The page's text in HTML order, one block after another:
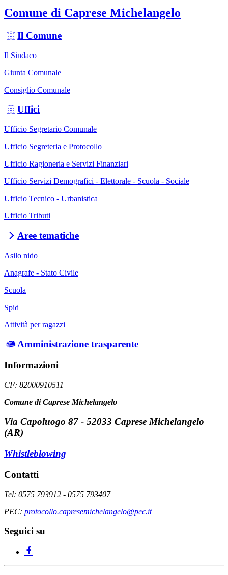
Comune di Caprese Michelangelo
Il Comune
Il Sindaco
Giunta Comunale
Consiglio Comunale
Uffici
Ufficio Segretario Comunale
Ufficio Segreteria e Protocollo
Ufficio Ragioneria e Servizi Finanziari
Ufficio Servizi Demografici - Elettorale - Scuola - Sociale
Ufficio Tecnico - Urbanistica
Ufficio Tributi
Aree tematiche
Asilo nido
Anagrafe - Stato Civile
Scuola
Spid
Attività per ragazzi
Amministrazione trasparente
Informazioni
CF: 82000910511
Comune di Caprese Michelangelo
Via Capoluogo 87 - 52033 Caprese Michelangelo
(AR)
Whistleblowing
Contatti
Tel: 0575 793912 - 0575 793407
PEC: protocollo.capresemichelangelo@pec.it
Seguici su